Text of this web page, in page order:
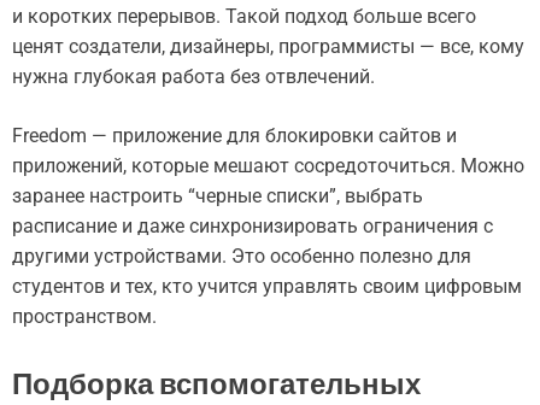
и коротких перерывов. Такой подход больше всего
ценят создатели, дизайнеры, программисты — все, кому
нужна глубокая работа без отвлечений.
Freedom — приложение для блокировки сайтов и
приложений, которые мешают сосредоточиться. Можно
заранее настроить “черные списки”, выбрать
расписание и даже синхронизировать ограничения с
другими устройствами. Это особенно полезно для
студентов и тех, кто учится управлять своим цифровым
пространством.
Подборка вспомогательных